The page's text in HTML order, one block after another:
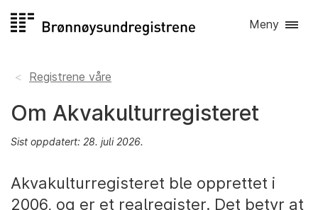
til
Meny
Registrene våre
Om Akvakulturregisteret
Sist oppdatert: 28. juli 2026.
Akvakulturregisteret ble opprettet i
2006, og er et realregister. Det betyr at